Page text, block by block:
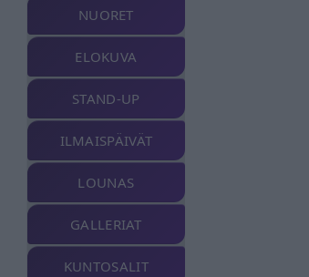
NUORET
ELOKUVA
STAND-UP
ILMAISPÄIVÄT
LOUNAS
GALLERIAT
KUNTOSALIT